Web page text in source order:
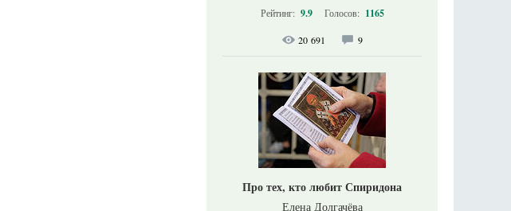
Рейтинг: 9.9 Голосов: 1165
20 691 9
Про тех, кто любит Спиридона
Елена Долгачёва